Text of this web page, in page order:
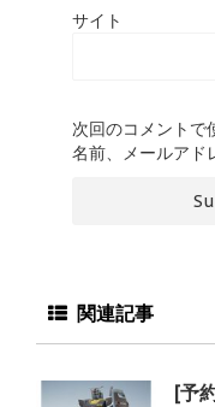
サイト
次回のコメントで
名前、メールアド
関連記事
[予